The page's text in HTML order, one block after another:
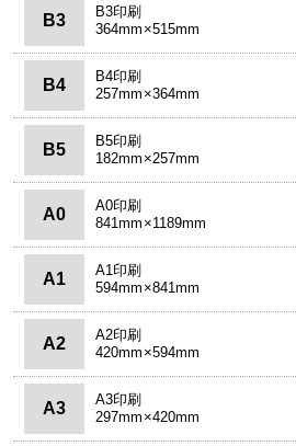
B3
B3印刷
364mm×515mm
B4
B4印刷
257mm×364mm
B5
B5印刷
182mm×257mm
A0
A0印刷
841mm×1189mm
A1
A1印刷
594mm×841mm
A2
A2印刷
420mm×594mm
A3
A3印刷
297mm×420mm